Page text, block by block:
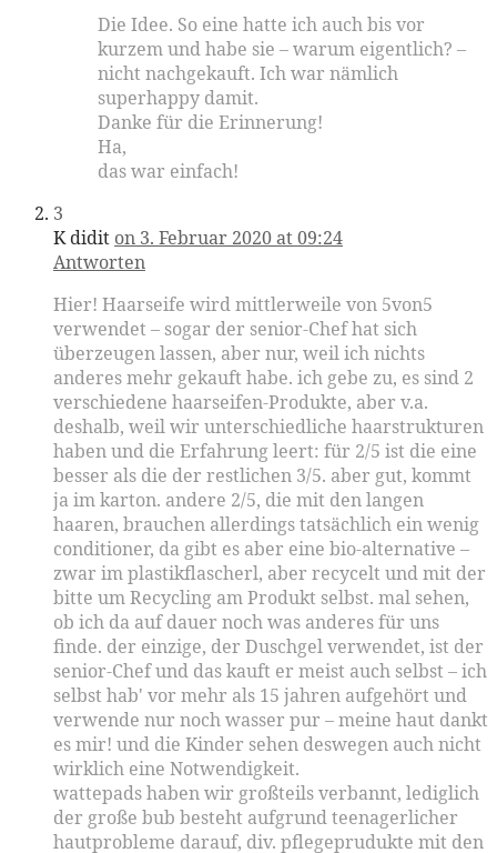
Die Idee. So eine hatte ich auch bis vor
kurzem und habe sie – warum eigentlich? –
nicht nachgekauft. Ich war nämlich
superhappy damit.
Danke für die Erinnerung!
Ha,
das war einfach!
3
K didit on 3. Februar 2020 at 09:24
Antworten
Hier! Haarseife wird mittlerweile von 5von5
verwendet – sogar der senior-Chef hat sich
überzeugen lassen, aber nur, weil ich nichts
anderes mehr gekauft habe. ich gebe zu, es sind 2
verschiedene haarseifen-Produkte, aber v.a.
deshalb, weil wir unterschiedliche haarstrukturen
haben und die Erfahrung leert: für 2/5 ist die eine
besser als die der restlichen 3/5. aber gut, kommt
ja im karton. andere 2/5, die mit den langen
haaren, brauchen allerdings tatsächlich ein wenig
conditioner, da gibt es aber eine bio-alternative –
zwar im plastikflascherl, aber recycelt und mit der
bitte um Recycling am Produkt selbst. mal sehen,
ob ich da auf dauer noch was anderes für uns
finde. der einzige, der Duschgel verwendet, ist der
senior-Chef und das kauft er meist auch selbst – ich
selbst hab' vor mehr als 15 jahren aufgehört und
verwende nur noch wasser pur – meine haut dankt
es mir! und die Kinder sehen deswegen auch nicht
wirklich eine Notwendigkeit.
wattepads haben wir großteils verbannt, lediglich
der große bub besteht aufgrund teenagerlicher
hautprobleme darauf, div. pflegeprudukte mit den